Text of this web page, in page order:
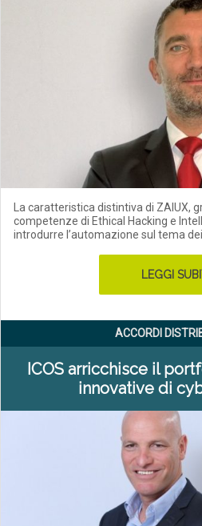
La caratteristica distintiva di ZAIUX,
competenze di Ethical Hacking e
introdurre l’automazione sul tema
LEGGI
ACCORDI
ICOS arricchisce il
innovative di